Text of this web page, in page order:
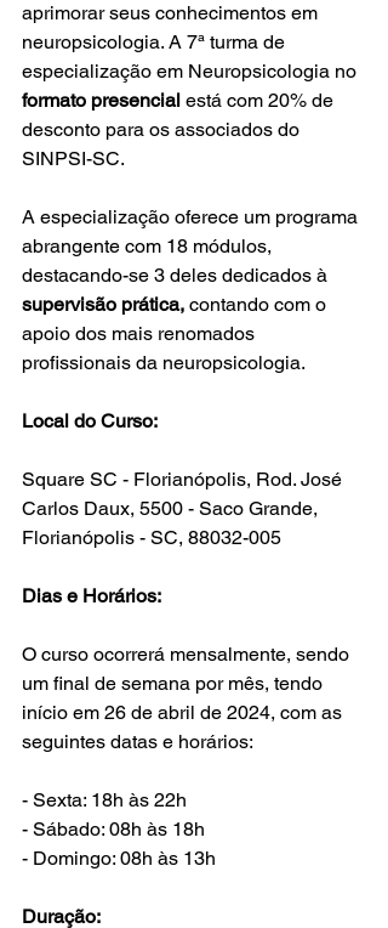
aprimorar seus conhecimentos em
neuropsicologia. A 7ª turma de
especialização em Neuropsicologia no
formato presencial está com 20% de
desconto para os associados do
SINPSI-SC.
A especialização oferece um programa
abrangente com 18 módulos,
destacando-se 3 deles dedicados à
supervisão prática, contando com o
apoio dos mais renomados
profissionais da neuropsicologia.
Local do Curso:
Square SC - Florianópolis, Rod. José
Carlos Daux, 5500 - Saco Grande,
Florianópolis - SC, 88032-005
Dias e Horários:
O curso ocorrerá mensalmente, sendo
um final de semana por mês, tendo
início em 26 de abril de 2024, com as
seguintes datas e horários:
- Sexta: 18h às 22h
- Sábado: 08h às 18h
- Domingo: 08h às 13h
Duração: